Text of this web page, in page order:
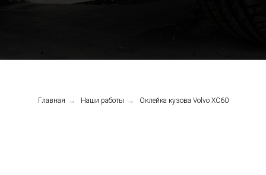
Главная → Наши работы → Оклейка кузова Volvo XC60